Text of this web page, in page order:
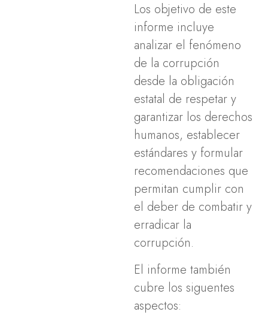
Los objetivo de este
informe incluye
analizar el fenómeno
de la corrupción
desde la obligación
estatal de respetar y
garantizar los derechos
humanos, establecer
estándares y formular
recomendaciones que
permitan cumplir con
el deber de combatir y
erradicar la
corrupción.
El informe también
cubre los siguentes
aspectos: